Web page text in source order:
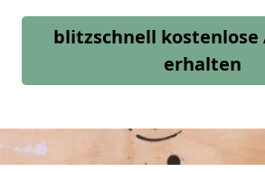
blitzschnell kostenlose
erhalten